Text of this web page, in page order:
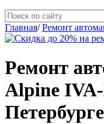
Главная/Ремонт
Ремонт
Alpine
Петербурге